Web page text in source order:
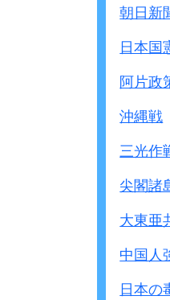
一概には断定できませ
男性は199以上の方が死
なことが分かりま
この図を見る限り、メタボ
保健指導(治療目標値)150、
受診勧奨300の必要は無い
それよりも｢家族性高脂血
治療した方が良いと思わ
中性脂肪は食事や運動の影
同じ人でも測定のたびに大
ですから｢家族性高脂血症
朝日新
日本国
阿片政
沖縄戦
三光作
尖閣諸
大東亜
中国人
日本の